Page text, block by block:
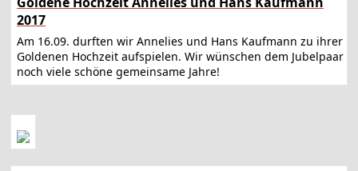
2017
Am 16.09. durften wir Annelies und Hans Kaufmann zu ihrer
Goldenen Hochzeit aufspielen. Wir wünschen dem Jubelpaar
noch viele schöne gemeinsame Jahre!